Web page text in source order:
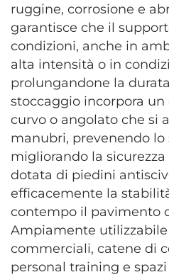
ruggine, corrosione e
garantisce che il
condizioni, anche in
alta intensità o in
prolungandone la
stoccaggio incorpora
curvo o angolato che si
manubri, prevenendo lo
migliorando la
dotata di piedini
efficacemente la
contempo il pavimento
Ampiamente
commerciali, catene di
personal training e